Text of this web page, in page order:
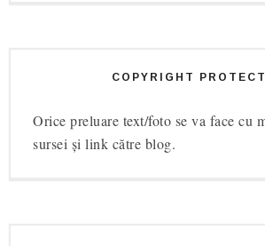
COPYRIGHT
Orice preluare text/foto se va face cu
sursei și link către blog.